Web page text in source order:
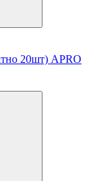
20шт) APRO